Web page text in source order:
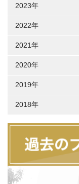
2023年
2022年
2021年
2020年
2019年
2018年